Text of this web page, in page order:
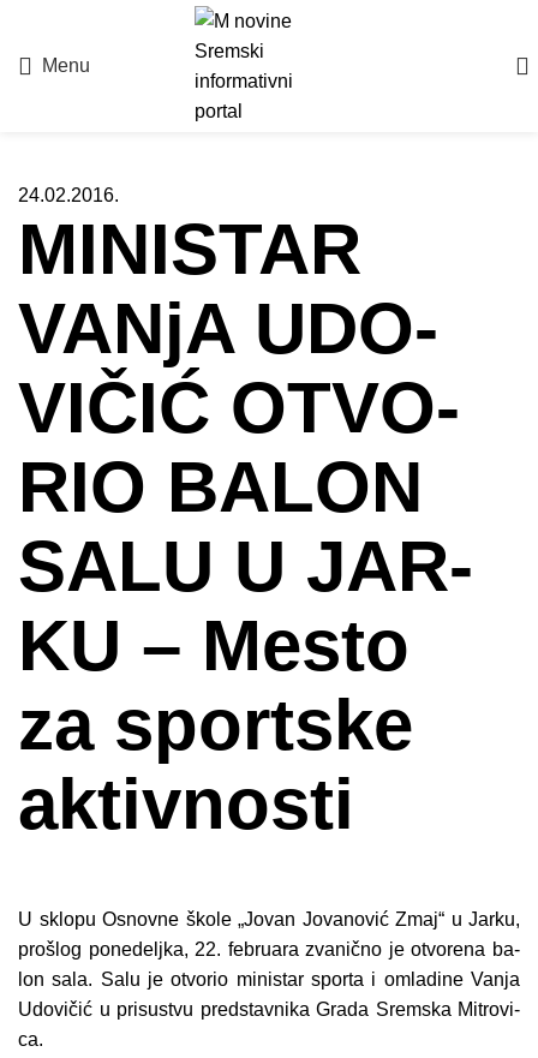
Menu
24.02.2016.
MI­NI­STAR
VA­NjA UDO­
VI­ČIĆ OTVO­
RIO BA­LON
SA­LU U JAR­
KU – Me­sto
za sport­ske
ak­tiv­no­sti
U sklo­pu Osnov­ne ško­le „Jo­van Jo­va­no­vić Zmaj“ u Jar­ku,
pro­šlog po­ne­delj­ka, 22. fe­bru­a­ra zva­nič­no je otvo­re­na ba­
lon sa­la. Sa­lu je otvo­rio mi­ni­star spor­ta i omla­di­ne Va­nja
Udo­vi­čić u pri­su­stvu pred­stav­ni­ka Gra­da Srem­ska Mi­tro­vi­
ca.